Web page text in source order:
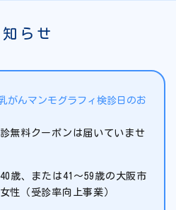
知らせ
がんマンモグラフィ検診日のお
無料クーポンは届いていませ
歳、または41～59歳の大阪市
性（受診率向上事業）